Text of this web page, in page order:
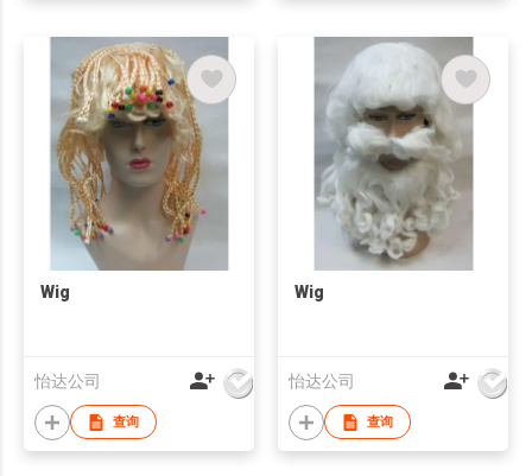
Wig
怡达公司
查询
Wig
怡达公司
查询